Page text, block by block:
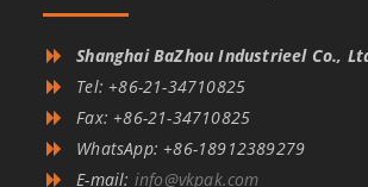
Shanghai BaZhou Industrieel Co.,
Tel: +86-21-34710825
Fax: +86-21-34710825
WhatsApp: +86-18912389279
E-mail: info@vkpak.com